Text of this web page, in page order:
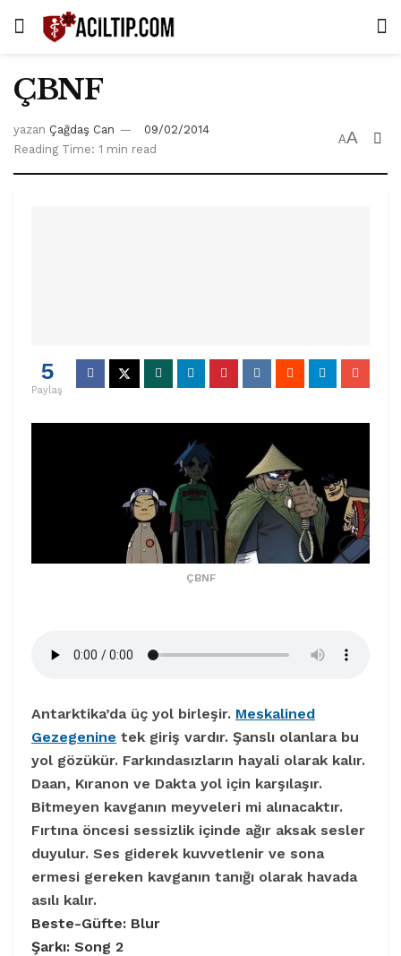
ÇBNF
yazan Çağdaş Can
09/02/2014
Reading Time: 1 min read
AA
5
Paylaş
ÇBNF
Antarktika’da üç yol birleşir. Meskalined
Gezegenine tek giriş vardır. Şanslı olanlara bu
yol gözükür. Farkındasızların hayali olarak kalır.
Daan, Kıranon ve Dakta yol için karşılaşır.
Bitmeyen kavganın meyveleri mi alınacaktır.
Fırtına öncesi sessizlik içinde ağır aksak sesler
duyulur. Ses giderek kuvvetlenir ve sona
ermesi gereken kavganın tanığı olarak havada
asılı kalır.
Beste-Güfte: Blur
Şarkı: Song 2